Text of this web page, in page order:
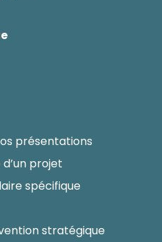
présentations
projet
spécifique
stratégique